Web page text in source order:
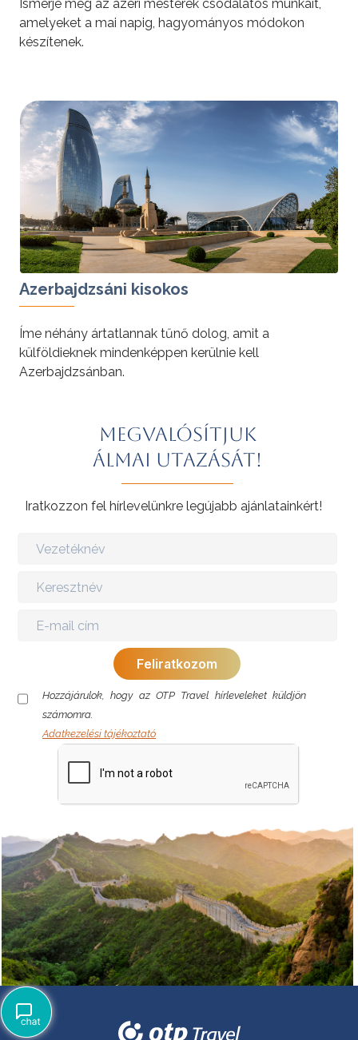
Ismerje meg az azeri mesterek csodálatos munkáit,
amelyeket a mai napig, hagyományos módokon
készítenek.
Azerbajdzsáni kisokos
Íme néhány ártatlannak tűnő dolog, amit a
külföldieknek mindenképpen kerülnie kell
Azerbajdzsánban.
tovább »
Megvalósítjuk
álmai utazását!
Iratkozzon fel hírlevelünkre legújabb ajánlatainkért!
Hozzájárulok, hogy az OTP Travel hírleveleket küldjön
számomra.
Adatkezelési tájékoztató